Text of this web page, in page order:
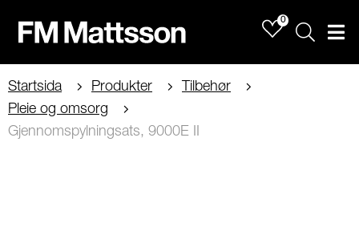
0
Sök
Startsida Produkter
Tilbehør
Pleie og omsorg
Gjennomspylningsats, 9000E II